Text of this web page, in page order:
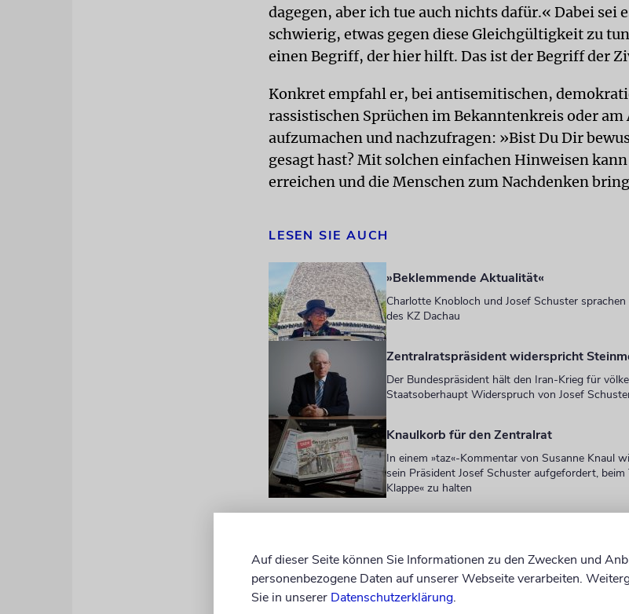
dagegen, aber ich tue auch nichts dafür.« Dabei sei
schwierig, etwas gegen diese Gleichgültigkeit zu
einen Begriff, der hier hilft. Das ist der Begriff der
Konkret empfahl er, bei antisemitischen,
rassistischen Sprüchen im Bekanntenkreis oder
aufzumachen und nachzufragen: »Bist Du Dir
gesagt hast? Mit solchen einfachen Hinweisen
erreichen und die Menschen zum Nachdenken
LESEN SIE AUCH
»Beklemmende Aktualität«
Charlotte Knobloch und Josef Schuster
des KZ Dachau
Zentralratspräsident widerspricht
Der Bundespräsident hält den Iran-Krieg für
Staatsoberhaupt Widerspruch von Josef
Knaulkorb für den Zentralrat
In einem »taz«-Kommentar von Susanne Knaul
sein Präsident Josef Schuster aufgefordert, beim
Klappe« zu halten
welcher Religion - »sich grundsätzlich viel weniger
fanatischen Meinungen in Beschlag nehmen
Auf dieser Seite können Sie Informationen zu den Zwecken und
personenbezogene Daten auf unserer Webseite verarbeiten.
Sie in unserer Datenschutzerklärung.